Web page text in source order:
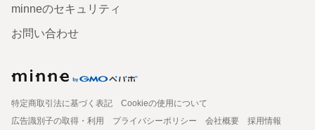
minneのセキュリティ
お問い合わせ
特定商取引法に基づく表記
Cookieの使用について
広告識別子の取得・利用
プライバシーポリシー 会社概要
採用情報